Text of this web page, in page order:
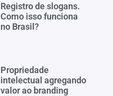
Registro de slogans.
Como isso funciona
no Brasil?
Propriedade
intelectual agregando
valor ao branding